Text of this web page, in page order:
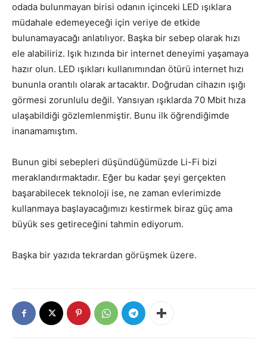
odada bulunmayan birisi odanın içinceki LED ışıklara
müdahale edemeyeceği için veriye de etkide
bulunamayacağı anlatılıyor. Başka bir sebep olarak hızı
ele alabiliriz. Işık hızında bir internet deneyimi yaşamaya
hazır olun. LED ışıkları kullanımından ötürü internet hızı
bununla orantılı olarak artacaktır. Doğrudan cihazın ışığı
görmesi zorunlulu değil. Yansıyan ışıklarda 70 Mbit hıza
ulaşabildiği gözlemlenmiştir. Bunu ilk öğrendiğimde
inanamamıştım.
Bunun gibi sebepleri düşündüğümüzde Li-Fi bizi
meraklandırmaktadır. Eğer bu kadar şeyi gerçekten
başarabilecek teknoloji ise, ne zaman evlerimizde
kullanmaya başlayacağımızı kestirmek biraz güç ama
büyük ses getireceğini tahmin ediyorum.
Başka bir yazıda tekrardan görüşmek üzere.